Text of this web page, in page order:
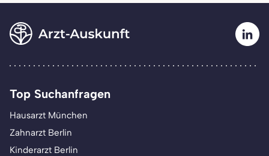
Top Suchanfragen
Hausarzt München
Zahnarzt Berlin
Kinderarzt Berlin